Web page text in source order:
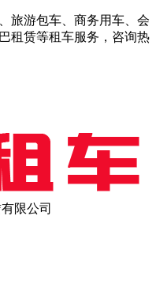
旅游包车、商务用车、会
租赁等租车服务，咨询热
限公司